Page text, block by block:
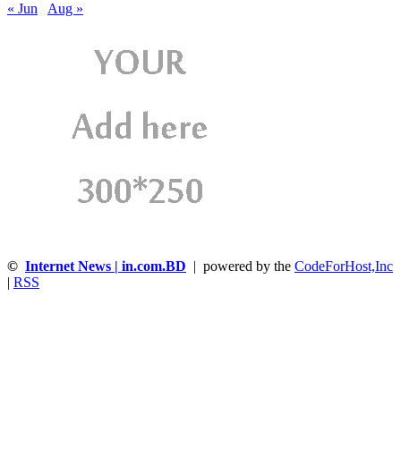
« Jun
Aug »
© Internet News | in.com.BD | powered by the CodeForHost,Inc
| RSS